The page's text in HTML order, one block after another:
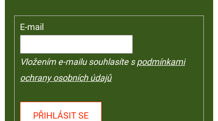
E-mail
Vložením e-mailu souhlasíte spodmínkami
ochrany osobních údajů
PŘIHLÁSIT SE